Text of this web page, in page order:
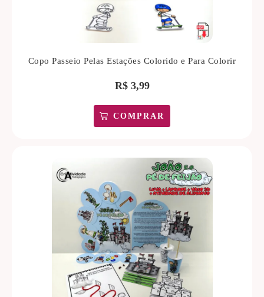
Copo Passeio Pelas Estações Colorido e Para Colorir
R$3,99
COMPRAR